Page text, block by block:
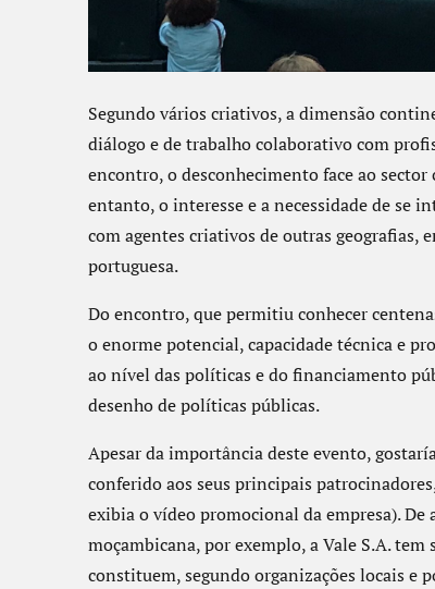
Segundo vários criativos, a dimensão
diálogo e de trabalho colaborativo com
encontro, o desconhecimento face ao
entanto, o interesse e a necessidade de se
com agentes criativos de outras geografias,
portuguesa.
Do encontro, que permitiu conhecer
o enorme potencial, capacidade técnica e
ao nível das políticas e do financiamento
desenho de políticas públicas.
Apesar da importância deste evento,
conferido aos seus principais
exibia o vídeo promocional da empresa).
moçambicana, por exemplo, a Vale S.A.
constituem, segundo organizações locais e